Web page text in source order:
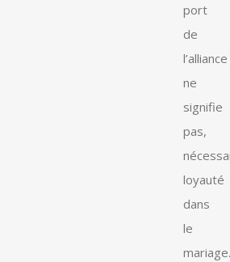
port
de
l’alliance
ne
signifie
pas,
loyauté
dans
le
mariage.